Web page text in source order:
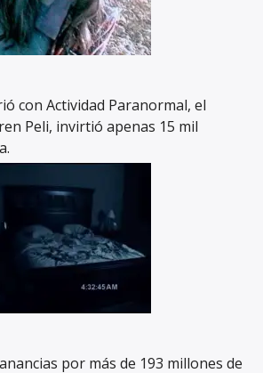
con Actividad Paranormal, el
Peli, invirtió apenas 15 mil
por más de 193 millones de